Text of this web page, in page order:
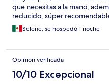
que necesitas a la mano,
reducido, súper
Selene, se hospedó 1 noche
Opinión verificada
10/10 Excepcional